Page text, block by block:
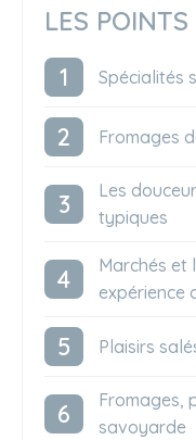
LES POINTS
Spécialités
Fromages
Les
typiques
Marchés et
expérience
Plaisirs
Fromages,
savoyarde